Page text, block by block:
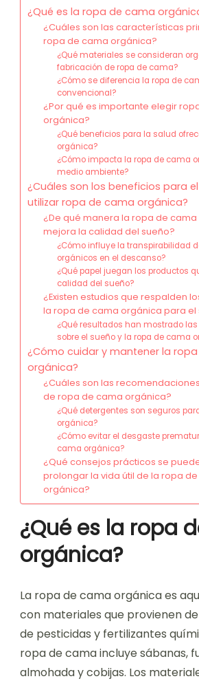
¿Qué es la ropa de cama
¿Cuáles son las características
ropa de cama orgánica?
¿Qué materiales se consideran
fabricación de ropa de cama?
¿Cómo se diferencia la ropa de
convencional?
¿Por qué es importante elegir
orgánica?
¿Qué beneficios para la salud
orgánica?
¿Cómo impacta la ropa de cama
medio ambiente?
¿Cuáles son los beneficios para
utilizar ropa de cama orgánica?
¿De qué manera la ropa de
mejora la calidad del sueño?
¿Cómo influye la transpirabilidad
orgánicos en el descanso?
¿Qué papel juegan los productos
calidad del sueño?
¿Existen estudios que respalden
la ropa de cama orgánica para el
¿Qué resultados han mostrado
sobre el sueño y la ropa de cama
¿Cómo cuidar y mantener la
orgánica?
¿Cuáles son las
de ropa de cama orgánica?
¿Qué detergentes son seguros
orgánica?
¿Cómo evitar el desgaste
cama orgánica?
¿Qué consejos prácticos se
prolongar la vida útil de la ropa
orgánica?
¿Qué es la ropa
orgánica?
La ropa de cama orgánica es
con materiales que provienen
de pesticidas y fertilizantes
ropa de cama incluye sábanas,
almohada y cobijas. Los